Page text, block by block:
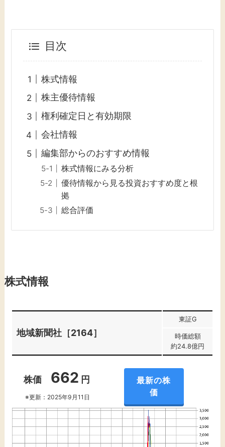
目次
株式情報
株主優待情報
権利確定日と有効期限
会社情報
編集部からのおすすめ情報
株式情報にみる分析
優待情報から見る投資おすすめ度と根
拠
総合評価
株式情報
地域新聞社［2164］
東証G
時価総額
約24.8億円
株価 662 円
※更新：2025年9月11日
最新の株
価